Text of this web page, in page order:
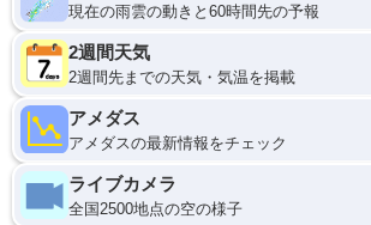
現在の雨雲の動きと60時間先の予報
2週間天気
2週間先までの天気・気温を掲載
アメダス
アメダスの最新情報をチェック
ライブカメラ
全国2500地点の空の様子